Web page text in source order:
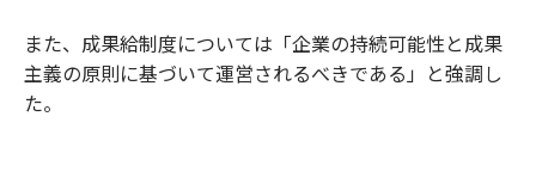
また、成果給制度については「企業の持続可能性と成果
主義の原則に基づいて運営されるべきである」と強調し
た。